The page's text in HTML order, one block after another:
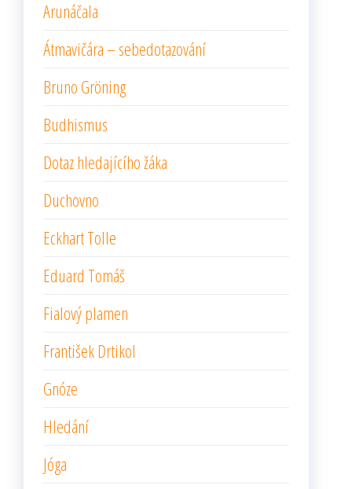
Arunáčala
Átmavičára – sebedotazování
Bruno Gröning
Budhismus
Dotaz hledajícího žáka
Duchovno
Eckhart Tolle
Eduard Tomáš
Fialový plamen
František Drtikol
Gnóze
Hledání
Jóga